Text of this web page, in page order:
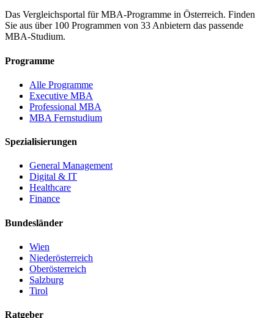
Das Vergleichsportal für MBA-Programme in Österreich. Finden
Sie aus über 100 Programmen von 33 Anbietern das passende
MBA-Studium.
Programme
Alle Programme
Executive MBA
Professional MBA
MBA Fernstudium
Spezialisierungen
General Management
Digital & IT
Healthcare
Finance
Bundesländer
Wien
Niederösterreich
Oberösterreich
Salzburg
Tirol
Ratgeber